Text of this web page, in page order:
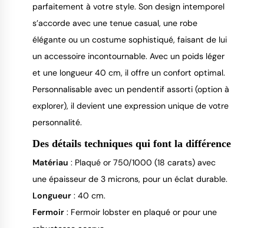
parfaitement à votre style. Son design intemporel
s’accorde avec une tenue casual, une robe
élégante ou un costume sophistiqué, faisant de lui
un accessoire incontournable. Avec un poids léger
et une longueur 40 cm, il offre un confort optimal.
Personnalisable avec un pendentif assorti (option à
explorer), il devient une expression unique de votre
personnalité.
Des détails techniques qui font la différence
Matériau : Plaqué or 750/1000 (18 carats) avec
une épaisseur de 3 microns, pour un éclat durable.
Longueur : 40 cm.
Fermoir : Fermoir lobster en plaqué or pour une